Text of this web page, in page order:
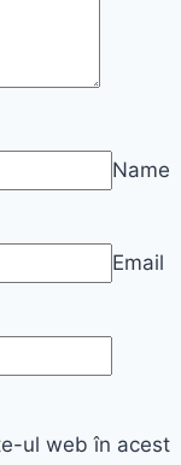
Name
Email
ul web în acest